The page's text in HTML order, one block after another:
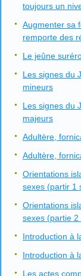
toujours un
Augmenter sa
remporte des
Le jeûne
Les signes du
mineurs
Les signes du
majeurs
Adultère,
Adultère,
Orientations
sexes (partir 1
Orientations
sexes (partie 2
Introduction à
Introduction à
Les actes